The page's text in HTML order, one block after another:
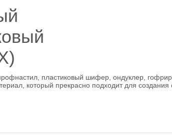
пластиковый шифер, ондуклер,
который прекрасно подходит для